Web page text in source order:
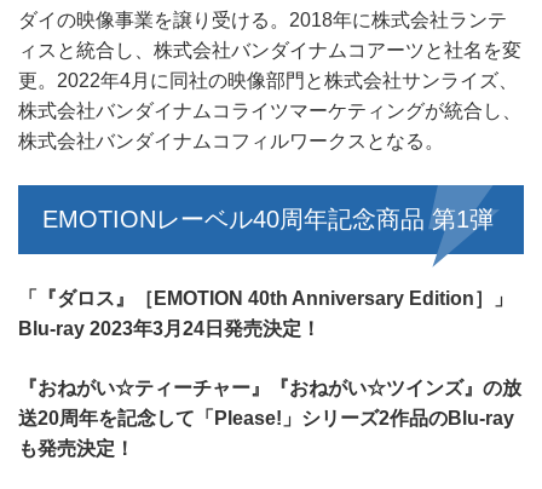
ダイの映像事業を譲り受ける。2018年に株式会社ランテ
ィスと統合し、株式会社バンダイナムコアーツと社名を変
更。2022年4月に同社の映像部門と株式会社サンライズ、
株式会社バンダイナムコライツマーケティングが統合し、
株式会社バンダイナムコフィルワークスとなる。
EMOTIONレーベル40周年記念商品 第1弾
「『ダロス』［EMOTION 40th Anniversary Edition］」
Blu-ray 2023年3月24日発売決定！
『おねがい☆ティーチャー』『おねがい☆ツインズ』の放
送20周年を記念して「Please!」シリーズ2作品のBlu-ray
も発売決定！